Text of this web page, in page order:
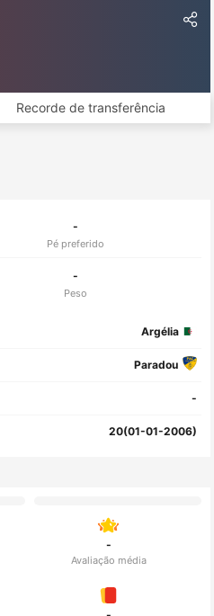
Recorde de transferência
-
Pé preferido
-
Peso
Argélia
Paradou
-
20(01-01-2006)
-
Avaliação média